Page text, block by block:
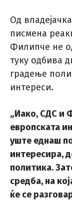
Од
писмена
Филипче не
туку одбива
градење
интереси.
„Иако, СДС и
европската
уште еднаш
интересира,
политика.
средба, на
ќе се